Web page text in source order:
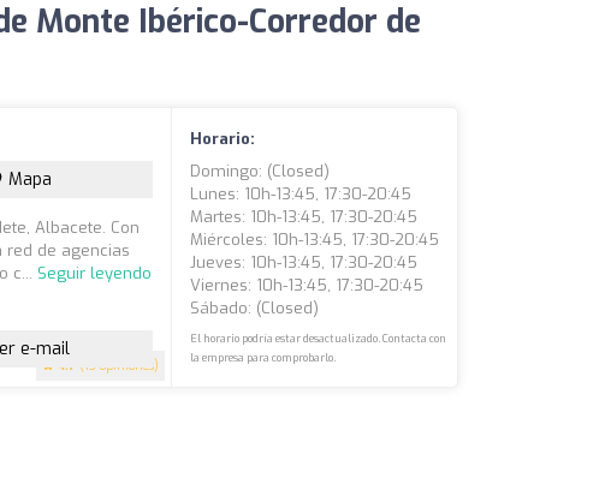
Monte Ibérico-Corredor de
4.7 (13 opiniones)
Mapa
Albacete. Con
de agencias
c... Seguir leyendo
e-mail
Horario:
Domingo: (closed)
Lunes: 10h-13:45, 17:30-20:45
Martes: 10h-13:45, 17:30-20:45
Miércoles: 10h-13:45, 17:30-20:45
Jueves: 10h-13:45, 17:30-20:45
Viernes: 10h-13:45, 17:30-20:45
Sábado: (closed)
El horario podría estar desactualizado. Contacta con
la empresa para comprobarlo.